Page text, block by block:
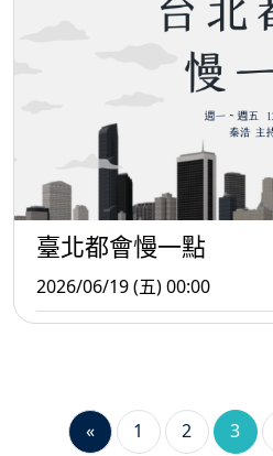
臺北都會慢一點
2026/06/19 (五) 00:00
« 1 2 3